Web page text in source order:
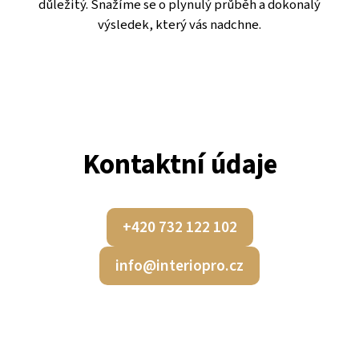
důležitý. Snažíme se o plynulý průběh a dokonalý
výsledek, který vás nadchne.
Kontaktní údaje
+420 732 122 102
info@interiopro.cz